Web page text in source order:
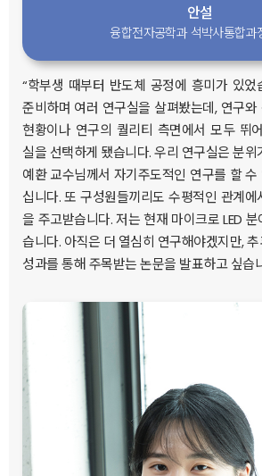
안설
융합전자공학과 석박사통합과
“학부생 때부터 반도체 공정에 흥미가 있었
준비하며 여러 연구실을 살펴봤는데, 연구
현황이나 연구의 퀄리티 측면에서 모두 뛰
실을 선택하게 됐습니다. 우리 연구실은 분
예환 교수님께서 자기주도적인 연구를 할
십니다. 또 구성원들끼리도 수평적인 관계
을 주고받습니다. 저는 현재 마이크로 LED
습니다. 아직은 더 열심히 연구해야겠지만,
성과를 통해 주목받는 논문을 발표하고 싶습